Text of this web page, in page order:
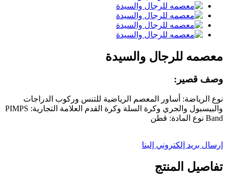
معصمه للرجال والسيدة
وصف قصير:
نوع الرياضة: أساور المعصم الرياضية للتنس وركوب الدراجات
والبيسبول والجري وكرة السلة وكرة القدم العلامة التجارية: PIMPS
Band نوع المادة: قطن
إرسال بريد إلكتروني إلينا
تفاصيل المنتج